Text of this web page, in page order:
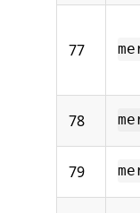
77
78
79